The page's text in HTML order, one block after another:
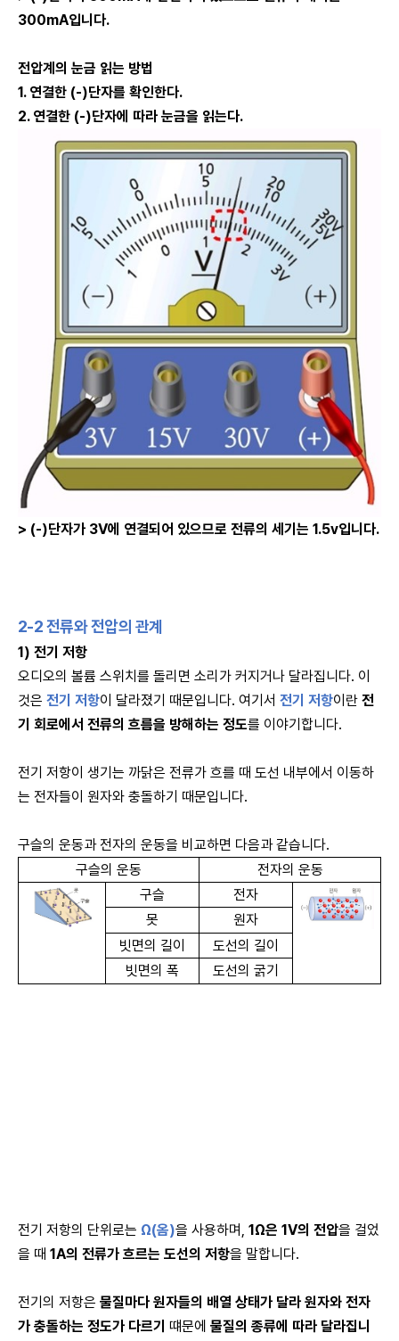
300mA입니다.
전압계의 눈금 읽는 방법
1. 연결한 (-)단자를 확인한다.
2. 연결한 (-)단자에 따라 눈금을 읽는다.
> (-)단자가 3V에 연결되어 있으므로 전류의 세기는 1.5v입니다.
2-2전류와 전압의 관계
1) 전기 저항
오디오의 볼륨 스위치를 돌리면 소리가 커지거나 달라집니다. 이
것은 전기 저항이 달라졌기 때문입니다. 여기서 전기 저항이란 전
기 회로에서 전류의 흐름을 방해하는 정도를 이야기합니다.
전기 저항이 생기는 까닭은 전류가 흐를 때 도선 내부에서 이동하
는 전자들이 원자와 충돌하기 때문입니다.
구슬의 운동과 전자의 운동을 비교하면 다음과 같습니다.
구슬의 운동
전자의 운동
구슬
전자
못
원자
빗면의 길이
도선의 길이
빗면의 폭
도선의 굵기
전기 저항의 단위로는 Ω(옴)을 사용하며, 1Ω은 1V의 전압을 걸었
을 때 1A의 전류가 흐르는 도선의 저항을 말합니다.
전기의 저항은 물질마다 원자들의 배열 상태가 달라 원자와 전자
가 충돌하는 정도가 다르기 떄문에 물질의 종류에 따라 달라집니